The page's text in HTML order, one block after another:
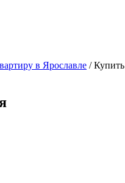
в Ярославле /